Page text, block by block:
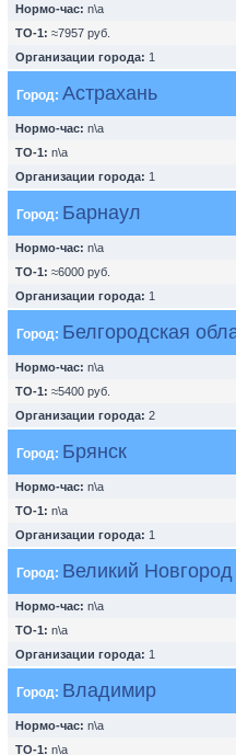
Нормо-час: n\a
ТО-1: ≈7957 руб.
Организации города: 1
Город: Астрахань
Нормо-час: n\a
ТО-1: n\a
Организации города: 1
Город: Барнаул
Нормо-час: n\a
ТО-1: ≈6000 руб.
Организации города: 1
Город: Белгородская
Нормо-час: n\a
ТО-1: ≈5400 руб.
Организации города: 2
Город: Брянск
Нормо-час: n\a
ТО-1: n\a
Организации города: 1
Город: Великий Новгород
Нормо-час: n\a
ТО-1: n\a
Организации города: 1
Город: Владимир
Нормо-час: n\a
ТО-1: n\a